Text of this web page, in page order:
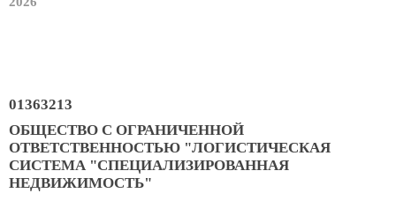
01363213
ОБЩЕСТВО С ОГРАНИЧЕННОЙ
ОТВЕТСТВЕННОСТЬЮ "ЛОГИСТИЧЕСКАЯ
СИСТЕМА "СПЕЦИАЛИЗИРОВАННАЯ
НЕДВИЖИМОСТЬ"